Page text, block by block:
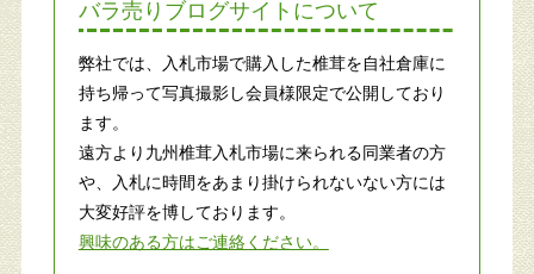
バラ売りブログサイトについて
弊社では、入札市場で購入した椎茸を自社倉庫に
持ち帰って写真撮影し会員様限定で公開しており
ます。
遠方より九州椎茸入札市場に来られる同業者の方
や、入札に時間をあまり掛けられないない方には
大変好評を博しております。
興味のある方はご連絡ください。